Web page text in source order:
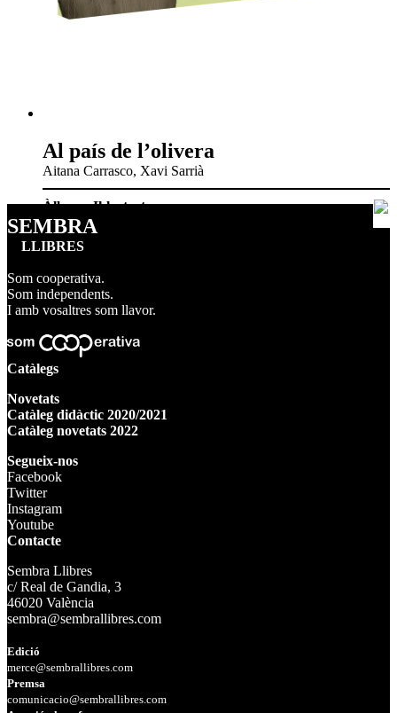
Al país de l’olivera
Aitana Carrasco, Xavi Sarrià
Àlbums Il·lustrats
SEMBRA
LLIBRES
Som cooperativa.
Som independents.
I amb vosaltres som llavor.
Catàlegs
Novetats
Catàleg didàctic 2020/2021
Catàleg novetats 2022
Segueix-nos
Facebook
Twitter
Instagram
Youtube
Contacte
Sembra Llibres
c/ Real de Gandia, 3
46020 València
sembra@sembrallibres.com
Edició
merce@sembrallibres.com
Premsa
comunicacio@sembrallibres.com